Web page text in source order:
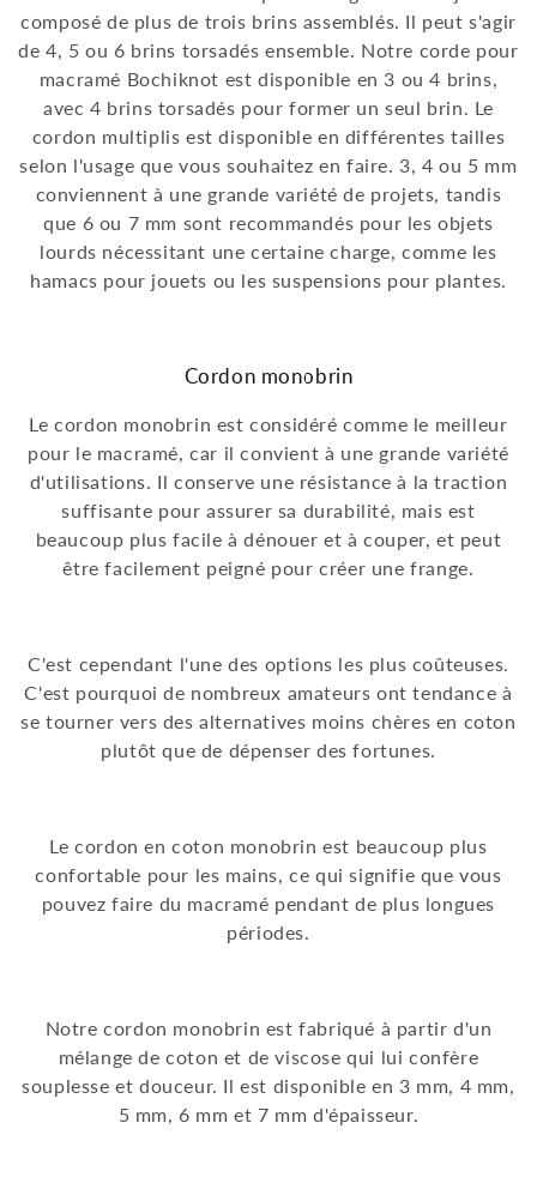
composé de plus de trois brins assemblés. Il peut s'agir
de 4, 5 ou 6 brins torsadés ensemble. Notre corde pour
macramé Bochiknot est disponible en 3 ou 4 brins,
avec 4 brins torsadés pour former un seul brin. Le
cordon multiplis est disponible en différentes tailles
selon l'usage que vous souhaitez en faire. 3, 4 ou 5 mm
conviennent à une grande variété de projets, tandis
que 6 ou 7 mm sont recommandés pour les objets
lourds nécessitant une certaine charge, comme les
hamacs pour jouets ou les suspensions pour plantes.
Cordon monobrin
Le cordon monobrin est considéré comme le meilleur
pour le macramé, car il convient à une grande variété
d'utilisations. Il conserve une résistance à la traction
suffisante pour assurer sa durabilité, mais est
beaucoup plus facile à dénouer et à couper, et peut
être facilement peigné pour créer une frange.
C'est cependant l'une des options les plus coûteuses.
C'est pourquoi de nombreux amateurs ont tendance à
se tourner vers des alternatives moins chères en coton
plutôt que de dépenser des fortunes.
Le cordon en coton monobrin est beaucoup plus
confortable pour les mains, ce qui signifie que vous
pouvez faire du macramé pendant de plus longues
périodes.
Notre cordon monobrin est fabriqué à partir d'un
mélange de coton et de viscose qui lui confère
souplesse et douceur. Il est disponible en 3 mm, 4 mm,
5 mm, 6 mm et 7 mm d'épaisseur.